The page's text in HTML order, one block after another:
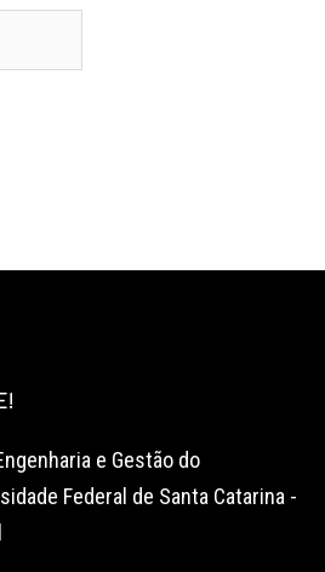
e Gestão do
Federal de Santa Catarina -